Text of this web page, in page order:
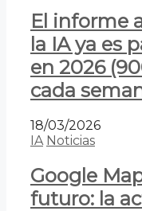
El informe
la IA ya es
en 2026
cada
18/03/2026
IA Noticias
Google
futuro: la